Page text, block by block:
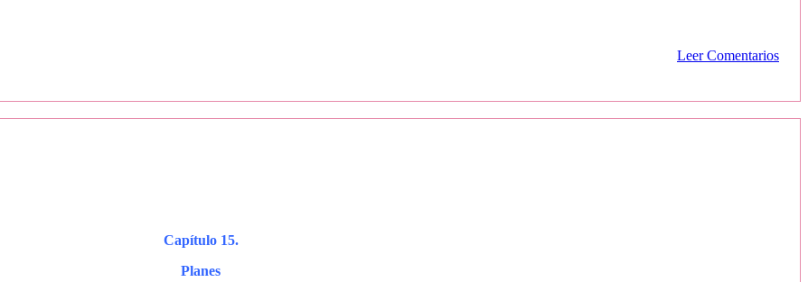
Leer Comentarios
Capítulo 15.
Planes